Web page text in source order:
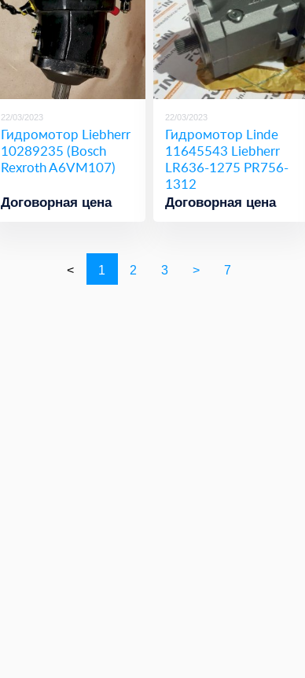
22/03/2023
Гидромотор Liebherr
10289235 (Bosch
Rexroth A6VM107)
Договорная цена
22/03/2023
Гидромотор Linde
11645543 Liebherr
LR636-1275 PR756-
1312
Договорная цена
< 1 2 3 > 7